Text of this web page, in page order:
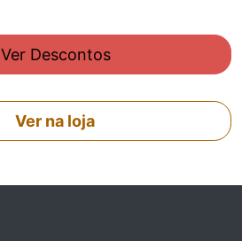
Ver Descontos
Ver na loja